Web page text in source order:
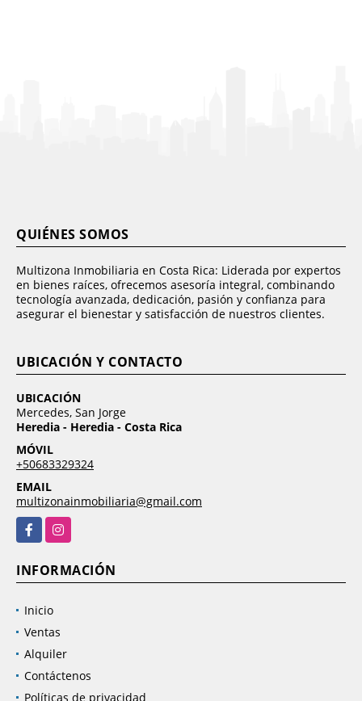
QUIÉNES SOMOS
Multizona Inmobiliaria en Costa Rica: Liderada por expertos
en bienes raíces, ofrecemos asesoría integral, combinando
tecnología avanzada, dedicación, pasión y confianza para
asegurar el bienestar y satisfacción de nuestros clientes.
UBICACIÓN Y CONTACTO
UBICACIÓN
Mercedes, San Jorge
Heredia - Heredia - Costa Rica
MÓVIL
+50683329324
EMAIL
multizonainmobiliaria@gmail.com
FacebookInstagram
INFORMACIÓN
Inicio
Ventas
Alquiler
Contáctenos
Políticas de privacidad